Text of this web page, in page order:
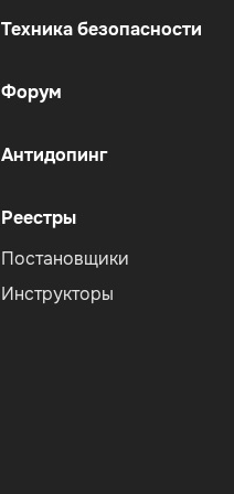
Техника безопасности
Форум
Антидопинг
Реестры
Постановщики
Инструкторы